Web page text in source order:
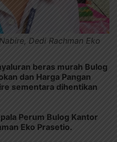
Dedi Rachman Eko
beras murah Bulog
dan Harga Pangan
sementara dihentikan
Perum Bulog Kantor
Eko Prasetio.